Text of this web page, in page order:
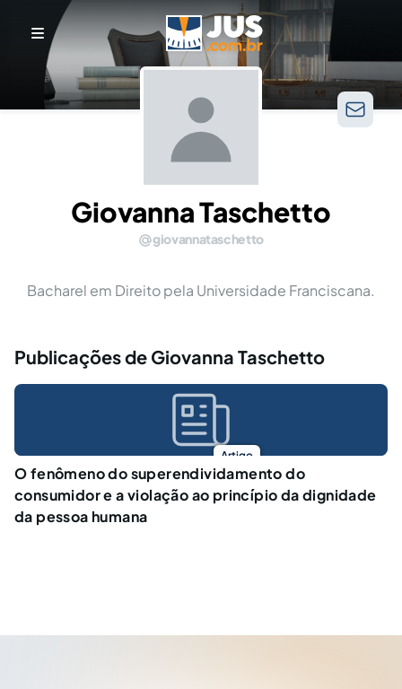
Giovanna Taschetto
giovannataschetto
Bacharel em Direito pela Universidade Franciscana.
Publicações de Giovanna Taschetto
Artigo
O fenômeno do superendividamento do
consumidor e a violação ao princípio da dignidade
da pessoa humana